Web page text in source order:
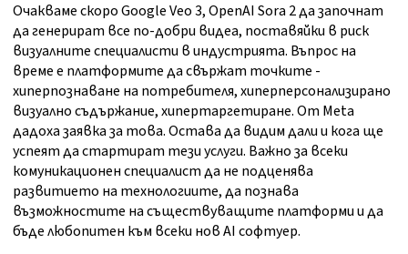
Очакваме скоро Google Veo 3, OpenAI Sora 2 да започнат
да генерират все по-добри видеа, поставяйки в риск
визуалните специалисти в индустрията. Въпрос на
време е платформите да свържат точките -
хиперпознаване на потребителя, хиперперсонализирано
визуално съдържание, хипертаргетиране. От Meta
дадоха заявка за това. Остава да видим дали и кога ще
успеят да стартират тези услуги. Важно за всеки
комуникационен специалист да не подценява
развитието на технологиите, да познава
възможностите на съществуващите платформи и да
бъде любопитен към всеки нов AI софтуер.